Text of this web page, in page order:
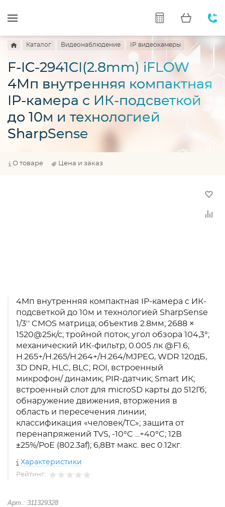
Каталог Видеонаблюдение IP видеокамеры
F-IC-2941CI(2.8mm) iFLOW
4Мп внутренняя компактная
IP-камера c ИК-подсветкой
до 10м и технологией
SharpSense
О товаре Цена и заказ
4Мп внутренняя компактная IP-камера c ИК-
подсветкой до 10м и технологией SharpSense
1/3'' CMOS матрица; объектив 2.8мм; 2688 ×
1520@25к/с; тройной поток; угол обзора 104,3°;
механический ИК-фильтр; 0.005 лк @F1.6;
H.265+/H.265/H.264+/H.264/MJPEG, WDR 120дБ,
3D DNR, HLC, BLC; ROI, встроенный
микрофон/ динамик; PIR-датчик; Smart ИК;
встроенный слот для microSD карты до 512Гб;
обнаружение движения, вторжения в
область и пересечения линии;
классификация «человек/ТС»; защита от
перенапряжений TVS, -10°C ...+40°C; 12В
±25%/PoE (802.3af); 6,8Вт макс. вес 0.12кг.
Характеристики
Рейтинг:
Арт.: 311329328